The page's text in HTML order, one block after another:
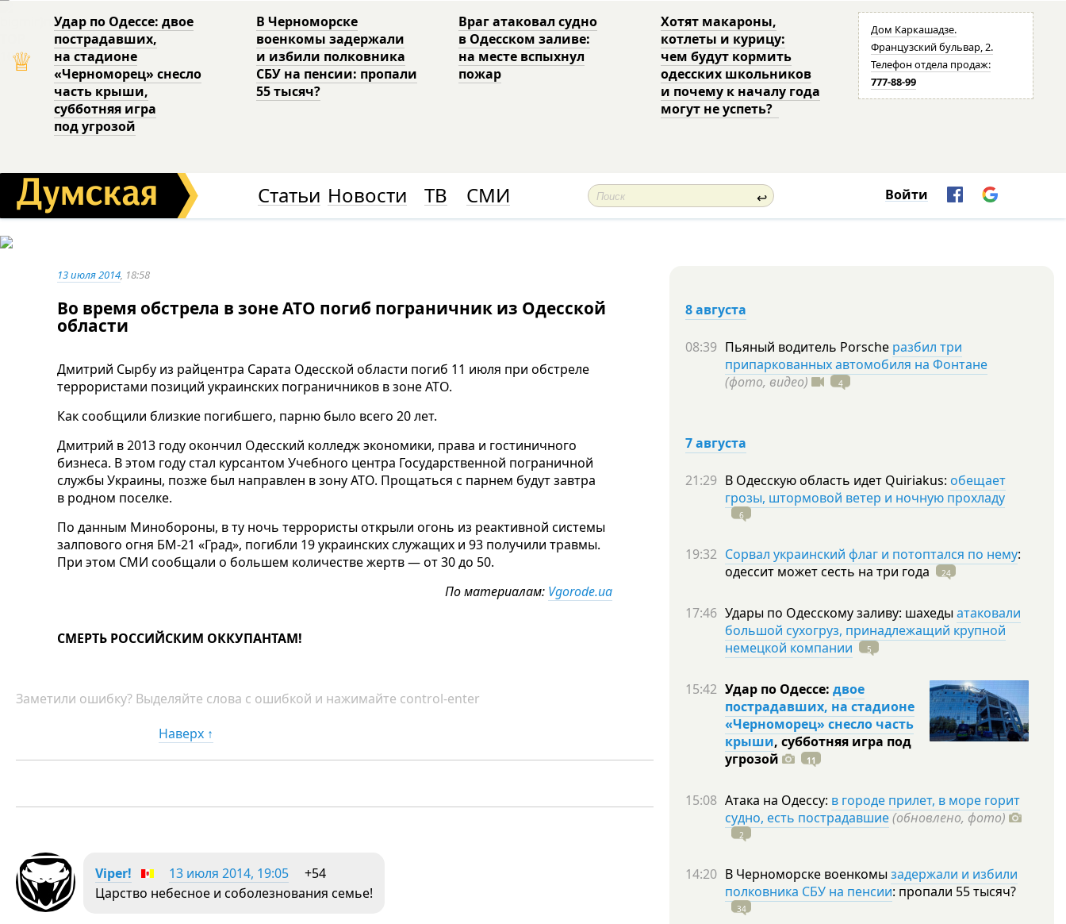
♕
Удар по Одессе: двое
пострадавших,
на стадионе
«Черноморец» снесло
часть крыши,
субботняя игра
под угрозой
В Черноморске
военкомы задержали
и избили полковника
СБУ на пенсии: пропали
55 тысяч?
Враг атаковал судно
в Одесском заливе:
на месте вспыхнул
пожар
Хотят макароны,
котлеты и курицу:
чем будут кормить
одесских школьников
и почему к началу года
могут не успеть?
Дом Каркашадзе.
Французский бульвар, 2.
Телефон отдела продаж:
777-88-99
Статьи Новости ТВ СМИ ↩ Войти
13 июля 2014, 18:58
Во время обстрела в зоне АТО погиб пограничник из Одесской
области
Дмитрий Сырбу из райцентра Сарата Одесской области погиб 11 июля при обстреле
террористами позиций украинских пограничников в зоне АТО.
Как сообщили близкие погибшего, парню было всего 20 лет.
Дмитрий в 2013 году окончил Одесский колледж экономики, права и гостиничного
бизнеса. В этом году стал курсантом Учебного центра Государственной пограничной
службы Украины, позже был направлен в зону АТО. Прощаться с парнем будут завтра
в родном поселке.
По данным Минобороны, в ту ночь террористы открыли огонь из реактивной системы
залпового огня БМ-21 «Град», погибли 19 украинских служащих и 93 получили травмы.
При этом СМИ сообщали о большем количестве жертв — от 30 до 50.
По материалам: Vgorode.ua
СМЕРТЬ РОССИЙСКИМ ОККУПАНТАМ!
Заметили ошибку? Выделяйте слова с ошибкой и нажимайте control-enter
Наверх ↑
Viper! 13 июля 2014, 19:05
+54
Царство небесное и соболезнования семье!
8 августа
08:39 Пьяный водитель Porsche разбил три
припаркованных автомобиля на Фонтане
(фото, видео)
4
7 августа
21:29 В Одесскую область идет Quiriakus: обещает
грозы, штормовой ветер и ночную прохладу
6
19:32 Сорвал украинский флаг и потоптался по нему:
одессит может сесть на три года 24
17:46 Удары по Одесскому заливу: шахеды атаковали
большой сухогруз, принадлежащий крупной
немецкой компании
5
15:42 Удар по Одессе: двое
пострадавших, на стадионе
«Черноморец» снесло часть
крыши, субботняя игра под
угрозой
11
15:08 Атака на Одессу: в городе прилет, в море горит
судно, есть пострадавшие(обновлено, фото)
2
14:20 В Черноморске военкомы задержали и избили
полковника СБУ на пенсии: пропали 55тысяч?
34